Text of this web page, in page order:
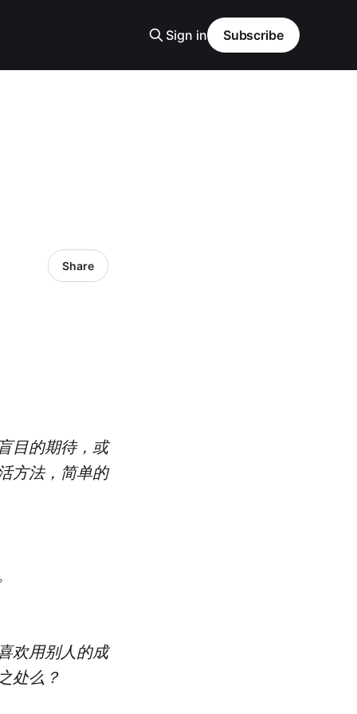
Sign in Subscribe
Share
目的期待，或
方法，简单的
欢用别人的成
处么？